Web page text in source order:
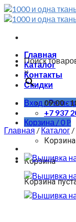
Skip
to
Главная
Каталог
Контакты
Скидки
Вход /
Корзина /0Р
Корзина
Корзина
Корзина
Поиск
×
09:00 -
+7 937
Главная/Каталог /